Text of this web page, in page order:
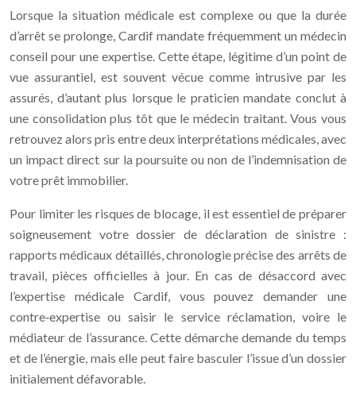
Lorsque la situation médicale est complexe ou que la durée
d’arrêt se prolonge, Cardif mandate fréquemment un médecin
conseil pour une expertise. Cette étape, légitime d’un point de
vue assurantiel, est souvent vécue comme intrusive par les
assurés, d’autant plus lorsque le praticien mandate conclut à
une consolidation plus tôt que le médecin traitant. Vous vous
retrouvez alors pris entre deux interprétations médicales, avec
un impact direct sur la poursuite ou non de l’indemnisation de
votre prêt immobilier.
Pour limiter les risques de blocage, il est essentiel de préparer
soigneusement votre dossier de déclaration de sinistre :
rapports médicaux détaillés, chronologie précise des arrêts de
travail, pièces officielles à jour. En cas de désaccord avec
l’expertise médicale Cardif, vous pouvez demander une
contre‑expertise ou saisir le service réclamation, voire le
médiateur de l’assurance. Cette démarche demande du temps
et de l’énergie, mais elle peut faire basculer l’issue d’un dossier
initialement défavorable.